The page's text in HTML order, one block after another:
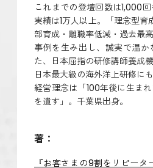
これまでの登壇回数は1,000
実績は1万人以上。「理念型
部育成・離職率低減・過去最
事例を生み出し、誠実で温
た、日本屈指の研修講師養成
日本最大級の海外洋上研修に
経営理念は「100年後に生ま
を遺す」。千葉県出身。
著：
『お客さまの9割をリピータ